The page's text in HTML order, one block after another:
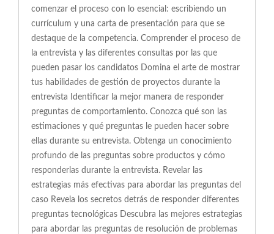
comenzar el proceso con lo esencial: escribiendo un
currículum y una carta de presentación para que se
destaque de la competencia. Comprender el proceso de
la entrevista y las diferentes consultas por las que
pueden pasar los candidatos Domina el arte de mostrar
tus habilidades de gestión de proyectos durante la
entrevista Identificar la mejor manera de responder
preguntas de comportamiento. Conozca qué son las
estimaciones y qué preguntas le pueden hacer sobre
ellas durante su entrevista. Obtenga un conocimiento
profundo de las preguntas sobre productos y cómo
responderlas durante la entrevista. Revelar las
estrategias más efectivas para abordar las preguntas del
caso Revela los secretos detrás de responder diferentes
preguntas tecnológicas Descubra las mejores estrategias
para abordar las preguntas de resolución de problemas